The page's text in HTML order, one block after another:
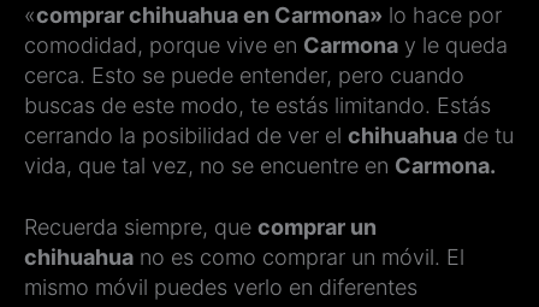
«comprar chihuahua en Carmona» lo hace por
comodidad, porque vive en Carmona y le queda
cerca. Esto se puede entender, pero cuando
buscas de este modo, te estás limitando. Estás
cerrando la posibilidad de ver el chihuahua de tu
vida, que tal vez, no se encuentre en Carmona.
Recuerda siempre, que comprar un
chihuahua no es como comprar un móvil. El
mismo móvil puedes verlo en diferentes